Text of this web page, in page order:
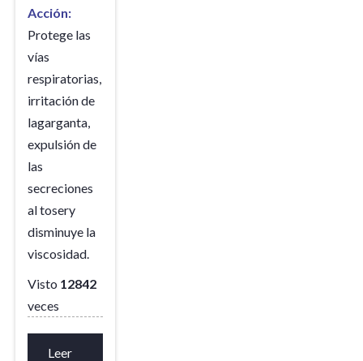
Acción:
Protege las
vías
respiratorias,
irritación de
lagarganta,
expulsión de
las
secreciones
al tosery
disminuye la
viscosidad.
Visto 12842
veces
Leer